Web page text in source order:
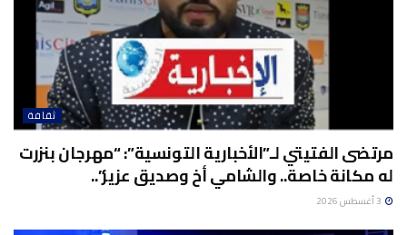
ثقافة
مرتضى الفتيتي لـ”الأخبارية التونسية”: “مهرجان بنزرت
له مكانة خاصة.. والشامي أخ وصديق عزيز”..